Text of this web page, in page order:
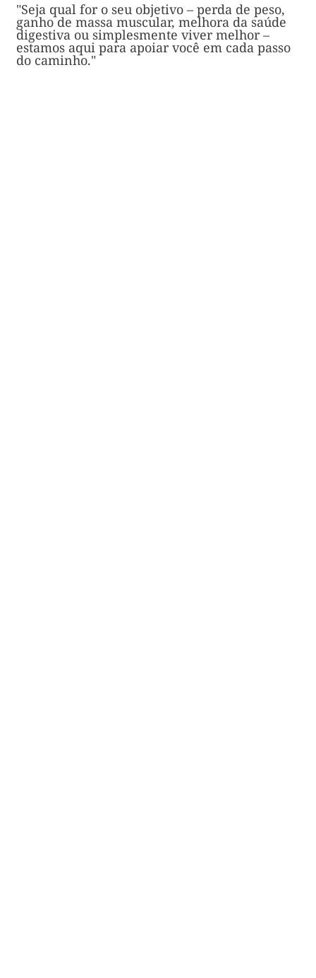
"Seja qual for o seu objetivo – perda de peso,
ganho de massa muscular, melhora da saúde
digestiva ou simplesmente viver melhor –
estamos aqui para apoiar você em cada passo
do caminho."